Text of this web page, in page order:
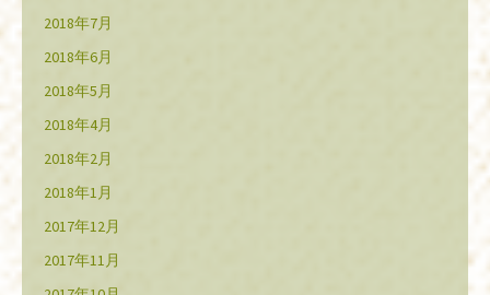
2018年7月
2018年6月
2018年5月
2018年4月
2018年2月
2018年1月
2017年12月
2017年11月